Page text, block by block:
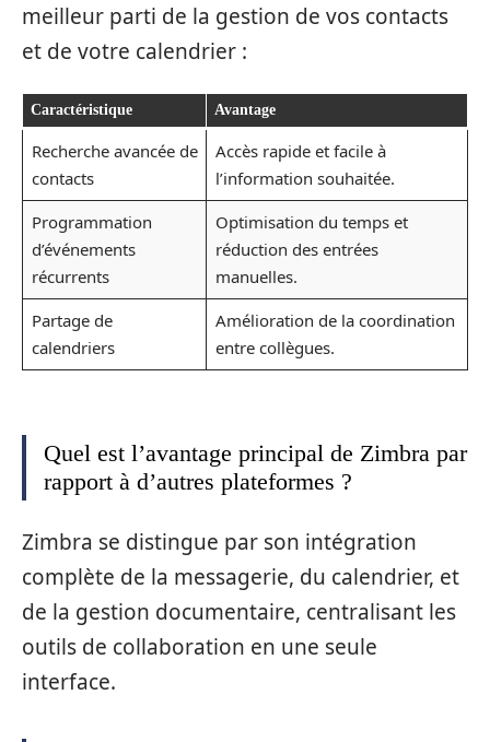
meilleur parti de la gestion de vos contacts
et de votre calendrier :
Caractéristique Avantage
Recherche avancée de
contacts
Accès rapide et facile à
l’information souhaitée.
Programmation
d’événements
récurrents
Optimisation du temps et
réduction des entrées
manuelles.
Partage de
calendriers
Amélioration de la coordination
entre collègues.
Quel est l’avantage principal de Zimbra par
rapport à d’autres plateformes ?
Zimbra se distingue par son intégration
complète de la messagerie, du calendrier, et
de la gestion documentaire, centralisant les
outils de collaboration en une seule
interface.